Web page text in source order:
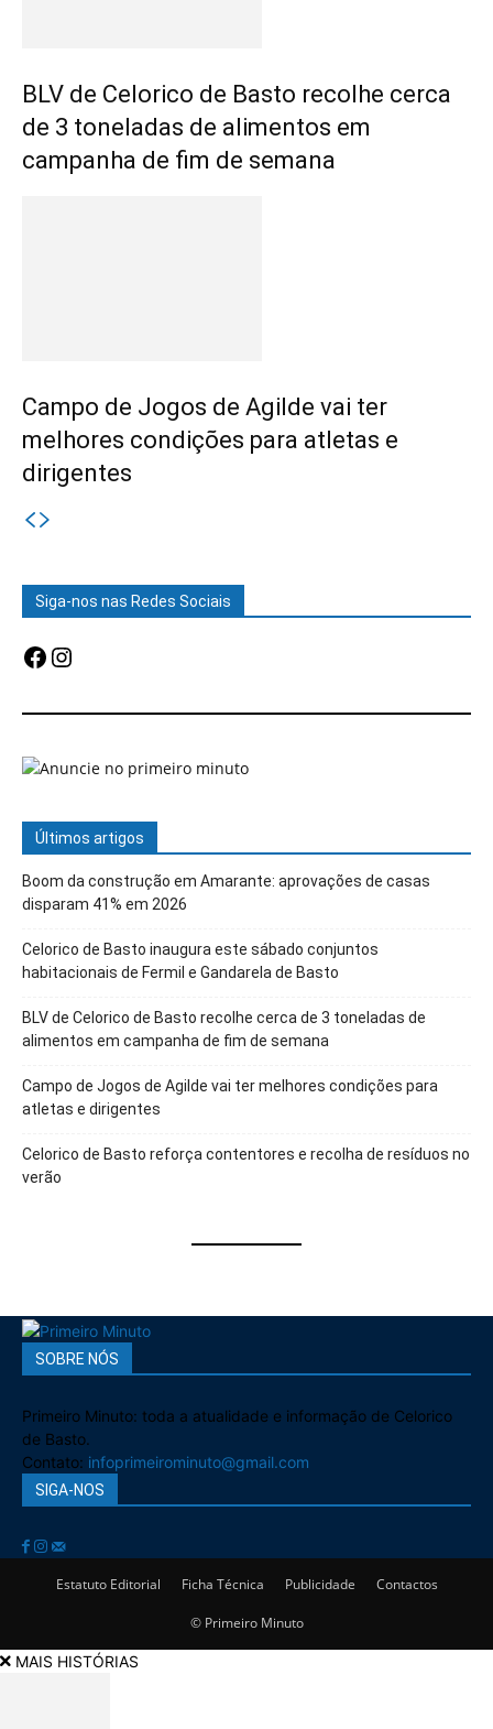
BLV de Celorico de Basto recolhe cerca
de 3 toneladas de alimentos em
campanha de fim de semana
Campo de Jogos de Agilde vai ter
melhores condições para atletas e
dirigentes
Siga-nos nas Redes Sociais
Facebook
Instagram
Últimos artigos
Boom da construção em Amarante: aprovações de casas
disparam 41% em 2026
Celorico de Basto inaugura este sábado conjuntos
habitacionais de Fermil e Gandarela de Basto
BLV de Celorico de Basto recolhe cerca de 3 toneladas de
alimentos em campanha de fim de semana
Campo de Jogos de Agilde vai ter melhores condições para
atletas e dirigentes
Celorico de Basto reforça contentores e recolha de resíduos no
verão
SOBRE NÓS
Primeiro Minuto: toda a atualidade e informação de Celorico
de Basto.
Contato: infoprimeirominuto@gmail.com
SIGA-NOS
Estatuto Editorial Ficha Técnica Publicidade Contactos
© Primeiro Minuto
MAIS HISTÓRIAS